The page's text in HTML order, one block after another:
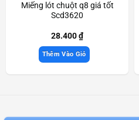
Miếng lót chuột q8 giá tốt
Scd3620
28.400₫
Thêm Vào Giỏ